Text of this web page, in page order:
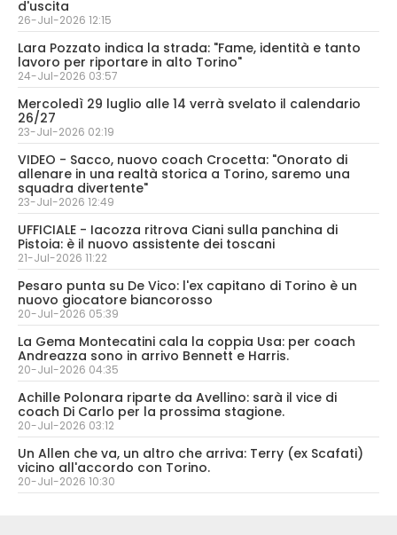
d'uscita
26-Jul-2026 12:15
Lara Pozzato indica la strada: "Fame, identità e tanto
lavoro per riportare in alto Torino"
24-Jul-2026 03:57
Mercoledì 29 luglio alle 14 verrà svelato il calendario
26/27
23-Jul-2026 02:19
VIDEO - Sacco, nuovo coach Crocetta: "Onorato di
allenare in una realtà storica a Torino, saremo una
squadra divertente"
23-Jul-2026 12:49
UFFICIALE - Iacozza ritrova Ciani sulla panchina di
Pistoia: è il nuovo assistente dei toscani
21-Jul-2026 11:22
Pesaro punta su De Vico: l'ex capitano di Torino è un
nuovo giocatore biancorosso
20-Jul-2026 05:39
La Gema Montecatini cala la coppia Usa: per coach
Andreazza sono in arrivo Bennett e Harris.
20-Jul-2026 04:35
Achille Polonara riparte da Avellino: sarà il vice di
coach Di Carlo per la prossima stagione.
20-Jul-2026 03:12
Un Allen che va, un altro che arriva: Terry (ex Scafati)
vicino all'accordo con Torino.
20-Jul-2026 10:30